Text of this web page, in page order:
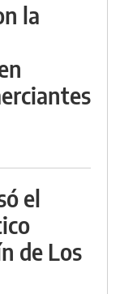
la
el
de Los